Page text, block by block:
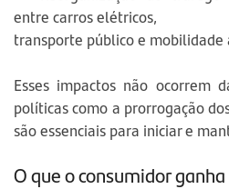
entre carros elétricos,
transporte público e mobilidade
Esses impactos não ocorrem
políticas como a prorrogação
são essenciais para iniciar e
O que o consumidor